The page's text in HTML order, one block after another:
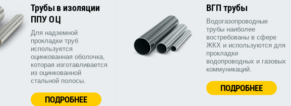
Трубы в изоляции
ППУ ОЦ
Для надземной
прокладки труб
используется
оцинкованная оболочка,
которая изготавливается
из оцинкованной
стальной полосы.
ПОДРОБНЕЕ
ВГП трубы
Водогазопроводные
трубы наиболее
востребованы в сфере
ЖКХ и используются для
прокладки
водопроводных и газовых
коммуникаций.
ПОДРОБНЕЕ